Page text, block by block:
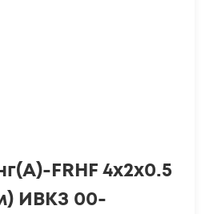
FRHF 4х2х0.5
ИВКЗ 00-